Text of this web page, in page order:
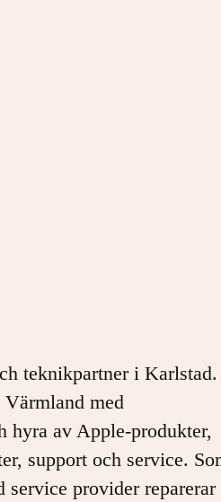
teknikpartner i Karlstad.
med
hyra av Apple-produkter,
support och service.
service provider